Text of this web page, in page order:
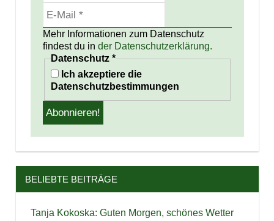
Mehr Informationen zum Datenschutz
findest du in der Datenschutzerklärung.
Datenschutz *
Ich akzeptiere die
Datenschutzbestimmungen
BELIEBTE BEITRÄGE
Tanja Kokoska: Guten Morgen, schönes Wetter